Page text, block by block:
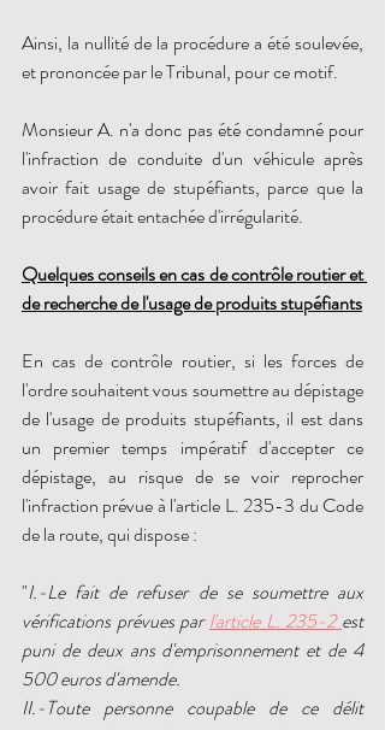
Ainsi, la nullité de la procédure a été soulevée,
et prononcée par le Tribunal, pour ce motif.
Monsieur A. n'a donc pas été condamné pour
l'infraction de conduite d'un véhicule après
avoir fait usage de stupéfiants, parce que la
procédure était entachée d'irrégularité.
Quelques conseils en cas de contrôle routier et
de recherche de l'usage de produits stupéfiants
En cas de contrôle routier, si les forces de
l'ordre souhaitent vous soumettre au dépistage
de l'usage de produits stupéfiants, il est dans
un premier temps impératif d'accepter ce
dépistage, au risque de se voir reprocher
l'infraction prévue à l'article L. 235-3 du Code
de la route, qui dispose :
"I.-Le fait de refuser de se soumettre aux
vérifications prévues par l'article L. 235-2 est
puni de deux ans d'emprisonnement et de 4
500 euros d'amende.
II.-Toute personne coupable de ce délit